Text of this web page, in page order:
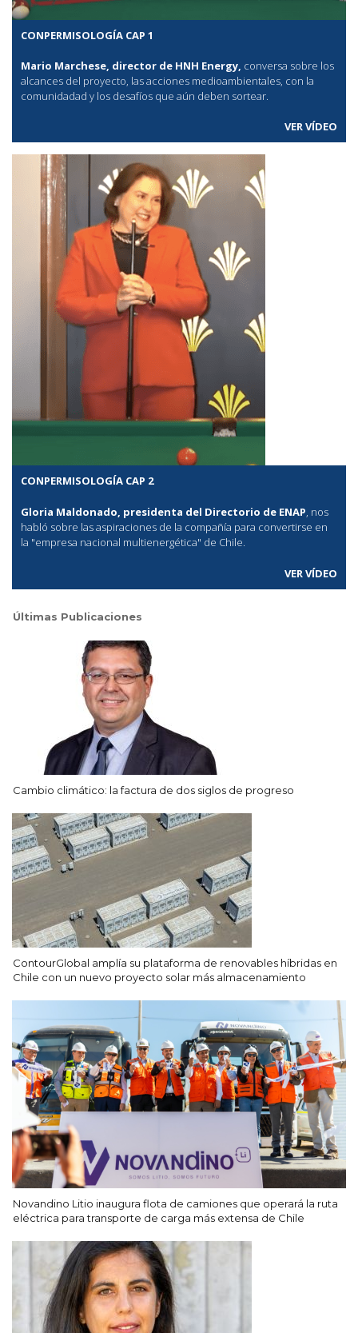
CONPERMISOLOGÍA CAP 1
Mario Marchese, director de HNH Energy, conversa sobre los
alcances del proyecto, las acciones medioambientales, con la
comunidadad y los desafíos que aún deben sortear.
VER VÍDEO
CONPERMISOLOGÍA CAP 2
Gloria Maldonado, presidenta del Directorio de ENAP , nos
habló sobre las aspiraciones de la compañía para convertirse en
la "empresa nacional multienergética" de Chile.
VER VÍDEO
Últimas Publicaciones
Cambio climático: la factura de dos siglos de progreso
ContourGlobal amplía su plataforma de renovables híbridas en
Chile con un nuevo proyecto solar más almacenamiento
Novandino Litio inaugura flota de camiones que operará la ruta
eléctrica para transporte de carga más extensa de Chile